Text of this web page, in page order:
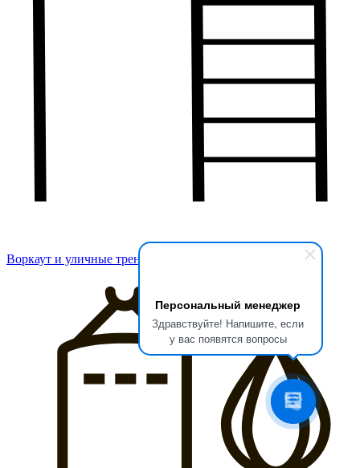
Персональный менеджер
Здравствуйте! Напишите, если
у вас появятся вопросы
Воркаут и уличные тренажеры